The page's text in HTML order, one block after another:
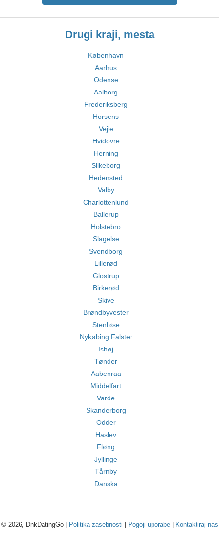
Drugi kraji, mesta
København
Aarhus
Odense
Aalborg
Frederiksberg
Horsens
Vejle
Hvidovre
Herning
Silkeborg
Hedensted
Valby
Charlottenlund
Ballerup
Holstebro
Slagelse
Svendborg
Lillerød
Glostrup
Birkerød
Skive
Brøndbyvester
Stenløse
Nykøbing Falster
Ishøj
Tønder
Aabenraa
Middelfart
Varde
Skanderborg
Odder
Haslev
Fløng
Jyllinge
Tårnby
Danska
© 2026, DnkDatingGo | Politika zasebnosti Pogoji uporabe| Kontaktiraj nas